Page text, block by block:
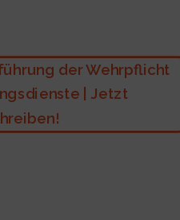
der Wehrpflicht
| Jetzt